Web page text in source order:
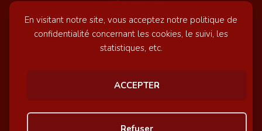
En visitant notre site, vous acceptez notre politique de
confidentialité concernant les cookies, le suivi, les
statistiques, etc.
ACCEPTER
Refuser
Recrutement
Mentions légales
© GazetteSports - 2026 | Site internet réalisé par